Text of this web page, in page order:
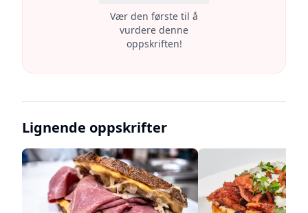
Vær den første til å
vurdere denne
oppskriften!
Lignende oppskrifter